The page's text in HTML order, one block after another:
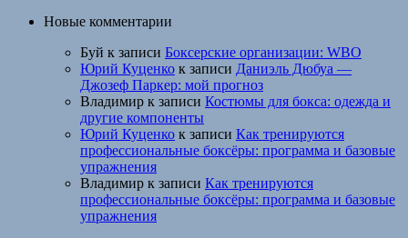
Новые комментарии
Буй к записи Боксерские организации: WBO
Юрий Куценко к записи Даниэль Дюбуа —
Джозеф Паркер: мой прогноз
Владимир к записи Костюмы для бокса: одежда и
другие компоненты
Юрий Куценко к записи Как тренируются
профессиональные боксёры: программа и базовые
упражнения
Владимир к записи Как тренируются
профессиональные боксёры: программа и базовые
упражнения